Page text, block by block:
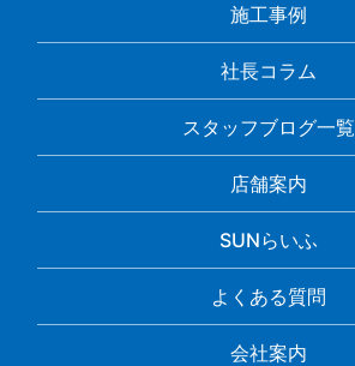
施工事例
社長コラム
スタッフブログ一覧
店舗案内
SUNらいふ
よくある質問
会社案内